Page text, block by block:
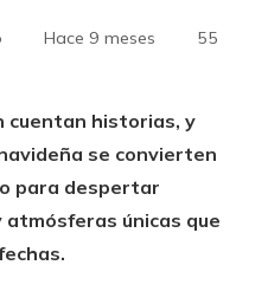
Hace 9 meses 55
cuentan historias, y
se convierten
para despertar
atmósferas únicas que